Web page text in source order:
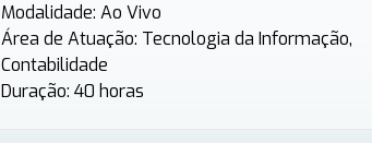
Modalidade:Ao Vivo
Área de Atuação: Tecnologia da Informação,
Contabilidade
Duração: 40 horas